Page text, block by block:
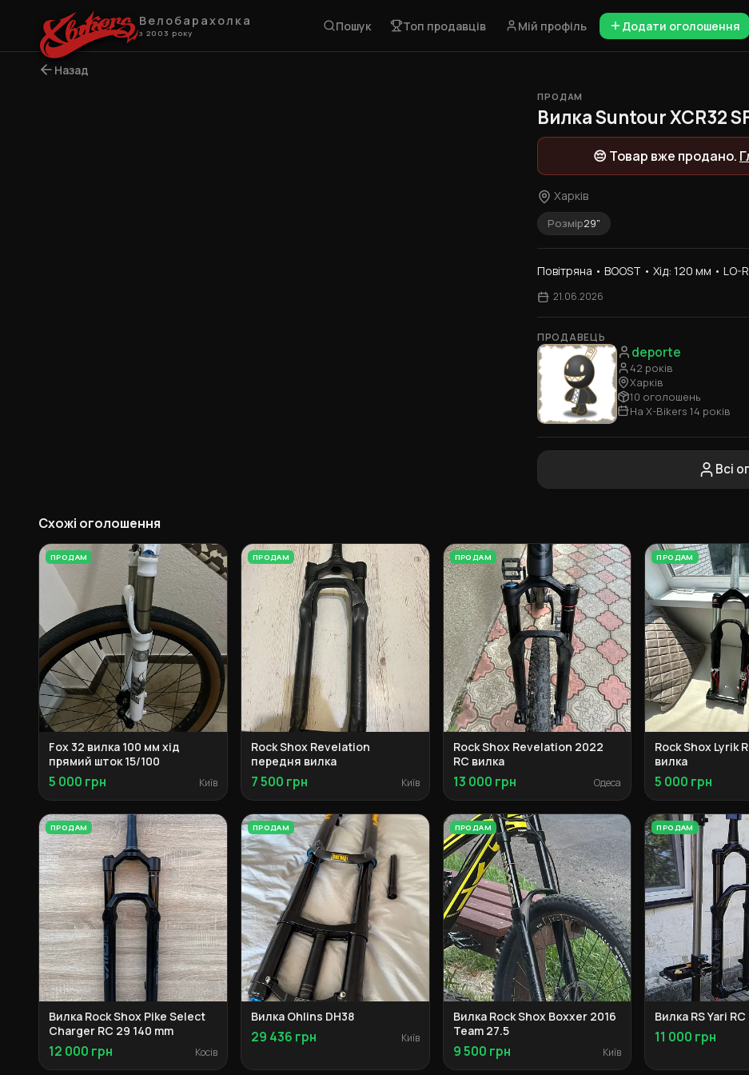
Велобарахолка
з 2003 року Пошук Топ продавців Мій профіль Додати оголошення
Назад
ПРОДАМ
Вилка Suntour XCR32
😔 Товар вже продано.
Харків
Розмір29"
Повітряна • BOOST • Хід: 120 мм • LO-R
21.06.2026
ПРОДАВЕЦЬ
deporte
42 років
Харків
10 оголошень
На X-Bikers 14 років
Всі
Схожі оголошення
ПРОДАМ
Fox 32 вилка 100 мм хід
прямий шток 15/100
5 000 грн Київ
ПРОДАМ
Rock Shox Revelation
передня вилка
7 500 грн Київ
ПРОДАМ
Rock Shox Revelation 2022
RC вилка
13 000 грн Одеса
ПРОДАМ
Rock Shox Lyrik
вилка
5 000 грн
ПРОДАМ
Вилка Rock Shox Pike Select
Charger RC 29 140 mm
12 000 грн Косів
ПРОДАМ
Вилка Ohlins DH38
29 436 грн Київ
ПРОДАМ
Вилка Rock Shox Boxxer 2016
Team 27.5
9 500 грн Київ
ПРОДАМ
Вилка RS Yari
11 000 грн